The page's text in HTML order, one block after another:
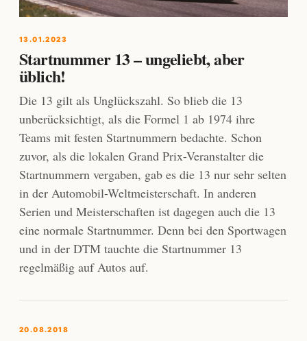
13.01.2023
Startnummer 13 – ungeliebt, aber
üblich!
Die 13 gilt als Unglückszahl. So blieb die 13
unberücksichtigt, als die Formel 1 ab 1974 ihre
Teams mit festen Startnummern bedachte. Schon
zuvor, als die lokalen Grand Prix-Veranstalter die
Startnummern vergaben, gab es die 13 nur sehr selten
in der Automobil-Weltmeisterschaft. In anderen
Serien und Meisterschaften ist dagegen auch die 13
eine normale Startnummer. Denn bei den Sportwagen
und in der DTM tauchte die Startnummer 13
regelmäßig auf Autos auf.
20.08.2018